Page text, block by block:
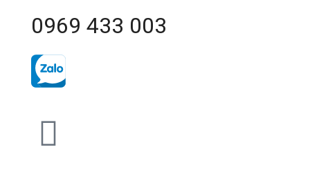
0969 433 003